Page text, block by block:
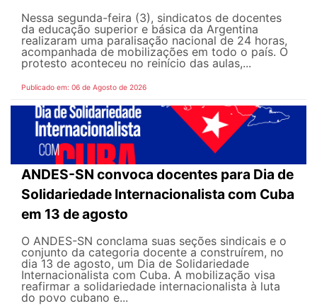
Nessa segunda-feira (3), sindicatos de docentes
da educação superior e básica da Argentina
realizaram uma paralisação nacional de 24 horas,
acompanhada de mobilizações em todo o país. O
protesto aconteceu no reinício das aulas,...
Publicado em: 06 de Agosto de 2026
ANDES-SN convoca docentes para Dia de
Solidariedade Internacionalista com Cuba
em 13 de agosto
O ANDES-SN conclama suas seções sindicais e o
conjunto da categoria docente a construírem, no
dia 13 de agosto, um Dia de Solidariedade
Internacionalista com Cuba. A mobilização visa
reafirmar a solidariedade internacionalista à luta
do povo cubano e...